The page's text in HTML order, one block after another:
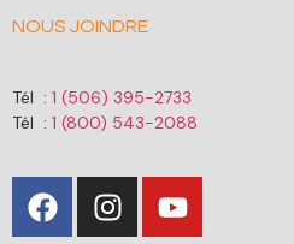
NOUS JOINDRE
Tél : 1 (506) 395-2733
Tél : 1 (800) 543-2088